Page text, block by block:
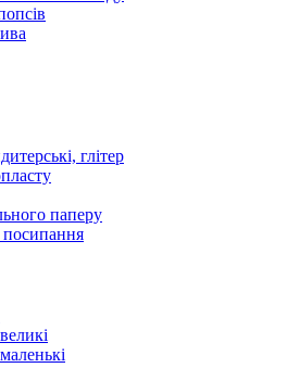
глітер
паперу
посипання